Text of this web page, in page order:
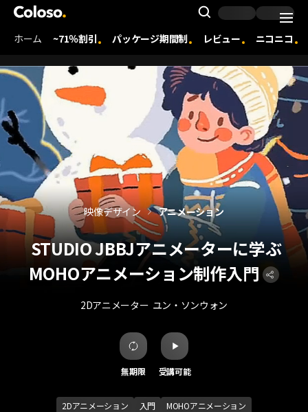
Coloso. | コロソ.
Search
Coloso Menu
ホーム ~71％割引 パッケージ期間制 レビュー ニコニコ
STUDIO JBBJアニメーターに学ぶ
MOHOアニメーション制作入門
2Dアニメーター ユン・ソンウォン
映像デザイン アニメーション
無期限 受講可能
2Dアニメーション 入門
MOHOアニメーション